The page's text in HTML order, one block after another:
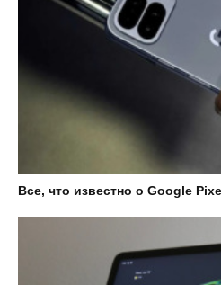
Все, что известно о Google